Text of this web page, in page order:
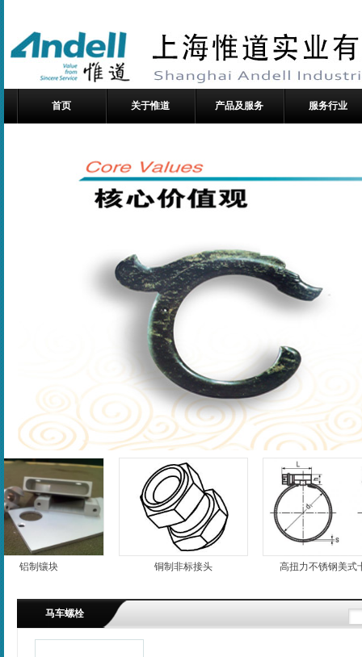
首页 关于惟道 产品及服务 服务行业
制镶块 铜制非标接头 高扭力不锈钢美式卡箍
马车螺栓